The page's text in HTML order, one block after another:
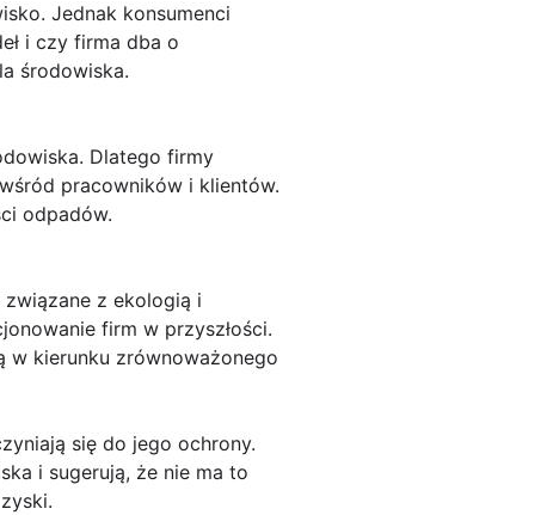
Jednak konsumenci
i czy firma dba o
środowiska.
Dlatego firmy
pracowników i klientów.
odpadów.
z ekologią i
firm w przyszłości.
w kierunku zrównoważonego
się do jego ochrony.
i sugerują, że nie ma to